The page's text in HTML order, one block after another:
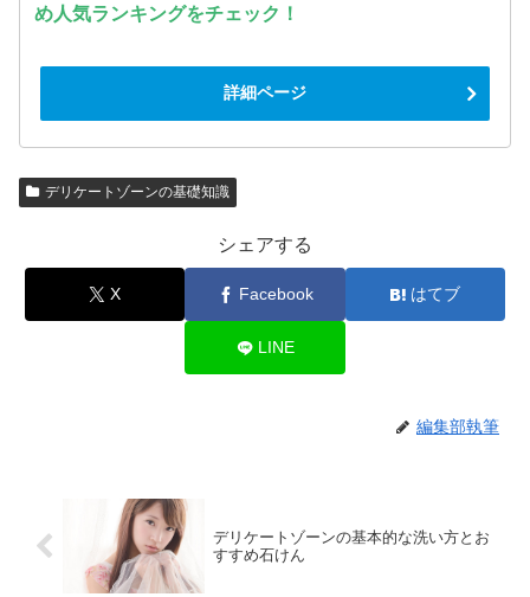
め人気ランキングをチェック！
詳細ページ
デリケートゾーンの基礎知識
シェアする
X Facebook はてブ
LINE
編集部執筆
デリケートゾーンの基本的な洗い方とお
すすめ石けん